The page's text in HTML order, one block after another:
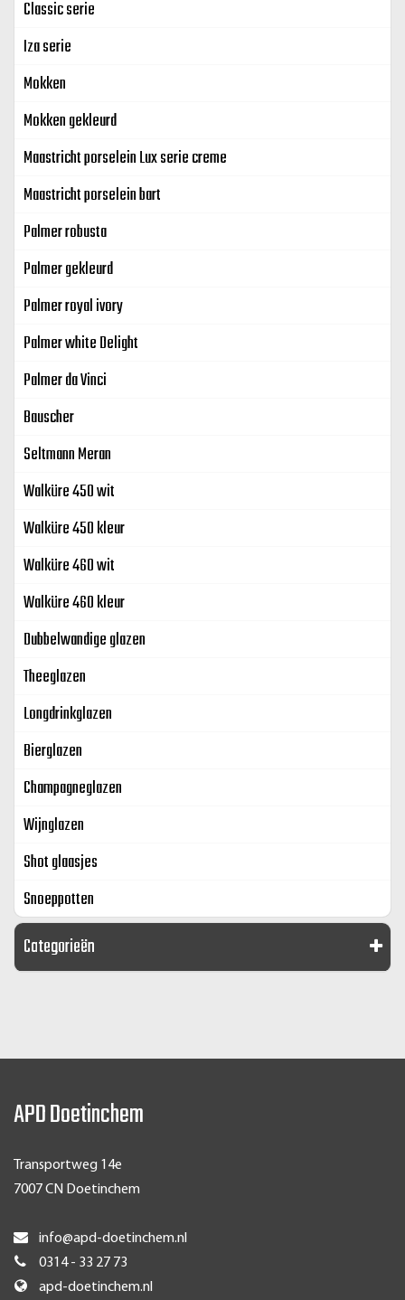
Classic serie
Iza serie
Mokken
Mokken gekleurd
Maastricht porselein Lux serie creme
Maastricht porselein bart
Palmer robusta
Palmer gekleurd
Palmer royal ivory
Palmer white Delight
Palmer da Vinci
Bauscher
Seltmann Meran
Walküre 450 wit
Walküre 450 kleur
Walküre 460 wit
Walküre 460 kleur
Dubbelwandige glazen
Theeglazen
Longdrinkglazen
Bierglazen
Champagneglazen
Wijnglazen
Shot glaasjes
Snoeppotten
Categorieën
APD Doetinchem
Transportweg 14e
7007 CN Doetinchem
info@apd-doetinchem.nl
0314 - 33 27 73
apd-doetinchem.nl